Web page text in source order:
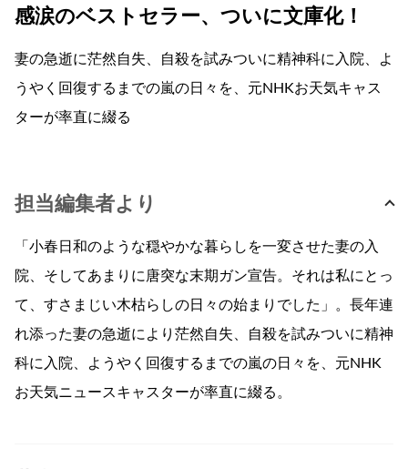
感涙のベストセラー、ついに文庫化！
妻の急逝に茫然自失、自殺を試みついに精神科に入院、よ
うやく回復するまでの嵐の日々を、元NHKお天気キャス
ターが率直に綴る
担当編集者より
「小春日和のような穏やかな暮らしを一変させた妻の入
院、そしてあまりに唐突な末期ガン宣告。それは私にとっ
て、すさまじい木枯らしの日々の始まりでした」。長年連
れ添った妻の急逝により茫然自失、自殺を試みついに精神
科に入院、ようやく回復するまでの嵐の日々を、元NHK
お天気ニュースキャスターが率直に綴る。